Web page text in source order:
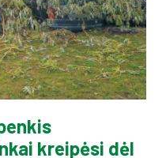
kreipėsi dėl